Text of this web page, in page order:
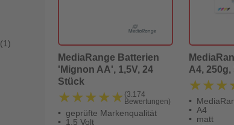
(1)
MediaRange Batterien
'Mignon AA', 1,5V, 24
Stück
★★★★★
★★★★★ (3.174
Bewertungen)
geprüfte Markenqualität
1,5 Volt
A4, 250g,
A4
matt